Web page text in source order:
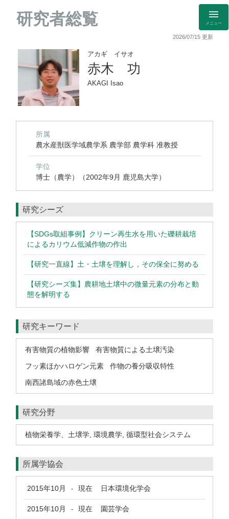
研究者総覧 メニュー
2026/07/15 更新
アカギ イサオ
赤木 功
AKAGI Isao
所属
農水産獣医学域農学系 農学部 農学科 准教授
学位
博士（農学）（2002年9月 鹿児島大学）
研究シーズ
【SDGs取組事例】クリーン再生水を用いた礫耕栽培
によるカリウム低減作物の作出
【研究一直線】土・土壌を理解し，その保全に努める
【研究シーズ集】農耕地土壌中の微量元素の分布と動
態を解明する
研究キーワード
有害物質の植物影響
有害物質による土壌汚染
フッ素ほかハロゲン元素
作物の養分吸収特性
南西諸島域の赤色土壌
研究分野
植物栄養学、土壌学 環境農学 循環型社会システム
所属学協会
2015年10月 - 現在 日本環境化学会
2015年10月 - 現在 園芸学会